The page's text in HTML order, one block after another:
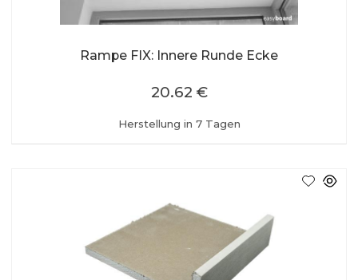
Rampe FIX: Innere Runde Ecke
Herstellung in 7 Tagen
20.62 €